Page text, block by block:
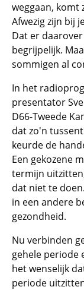
weggaan, komt
Afwezig zijn bij
Dat er
begrijpelijk.
sommigen al
In het
presentator
D66-Tweede
dat zo'n
keurde de
Een gekozene
termijn
dat niet te
in een andere
gezondheid.
Nu verbinden
gehele periode
het wenselijk
periode